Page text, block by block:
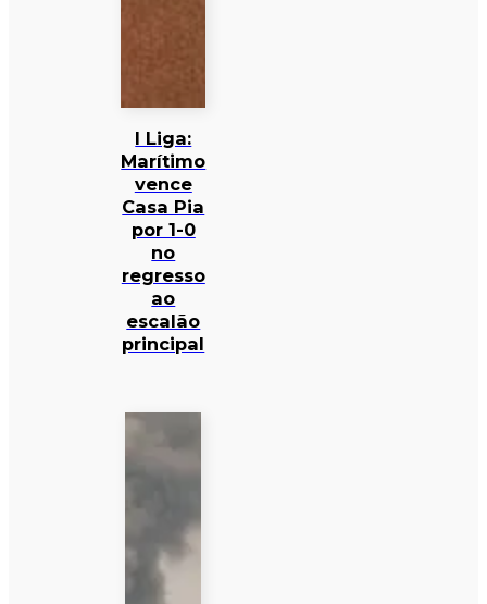
I Liga:
Marítimo
vence
Casa Pia
por 1-0
no
regresso
ao
escalão
principal